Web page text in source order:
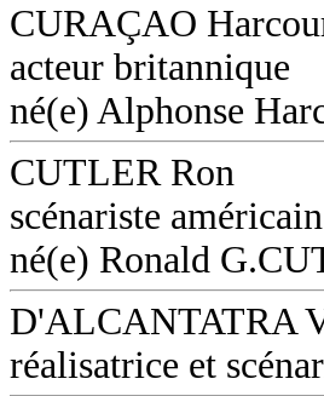
CURAÇAO
acteur britannique
né(e) Alphonse
CUTLER Ron
scénariste américain
né(e) Ronald
D'ALCANTATRA
réalisatrice et